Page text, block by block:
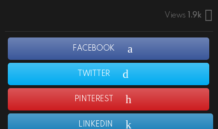
1.9k
Views
FACEBOOK
TWITTER
PINTEREST
LINKEDIN